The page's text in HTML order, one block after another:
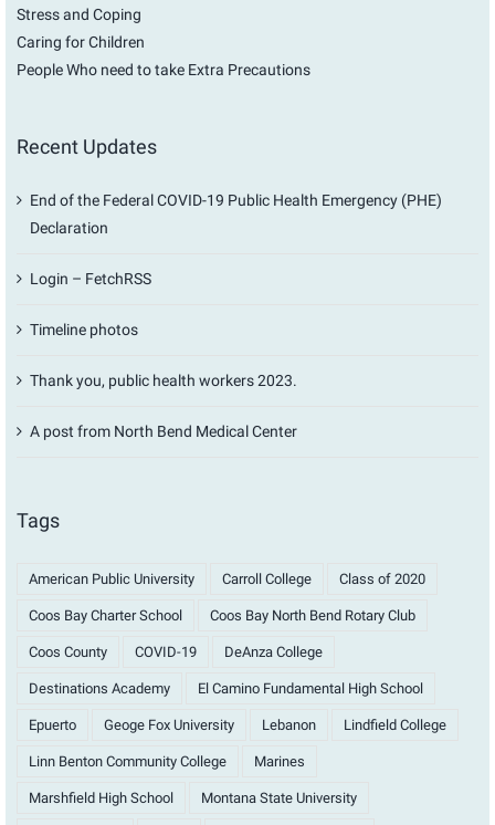
Stress and Coping
Caring for Children
People Who need to take Extra Precautions
Recent Updates
End of the Federal COVID-19 Public Health Emergency (PHE)
Declaration
Login – FetchRSS
Timeline photos
Thank you, public health workers 2023.
A post from North Bend Medical Center
Tags
American Public University Carroll College Class of 2020
Coos Bay Charter School Coos Bay North Bend Rotary Club
Coos County COVID-19 DeAnza College
Destinations Academy El Camino Fundamental High School
Epuerto Geoge Fox University Lebanon Lindfield College
Linn Benton Community College Marines
Marshfield High School Montana State University